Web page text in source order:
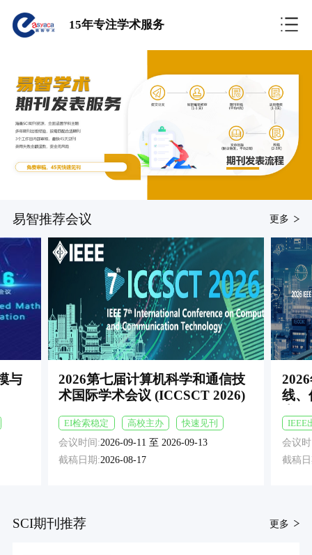
15年专注学术服务
易智推荐会议 更多
与
2026第七届计算机科学和通信技
术国际学术会议 (ICCSCT 2026)
EI检索稳定 高校主办 快速见刊
会议时间:2026-09-11 至 2026-09-13
截稿日期:2026-08-17
线、
IEEE
会议
截稿
SCI期刊推荐 更多